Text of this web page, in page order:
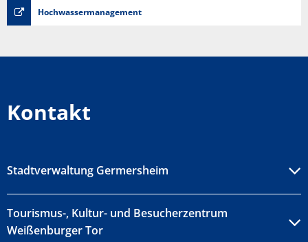
Hochwassermanagement
Kontakt
Stadtverwaltung Germersheim
Tourismus-, Kultur- und Besucherzentrum
Weißenburger Tor